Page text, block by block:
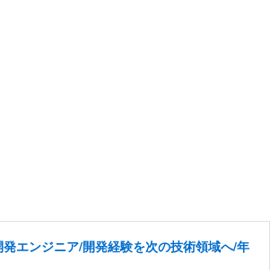
エンジニア/開発経験を次の技術領域へ/年